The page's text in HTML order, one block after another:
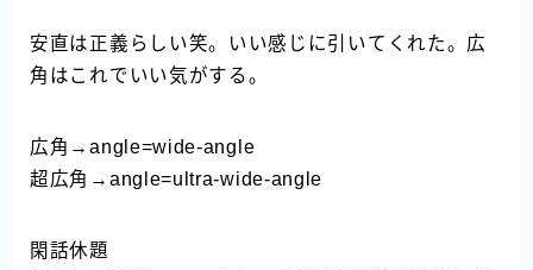
安直は正義らしい笑。いい感じに引いてくれた。広
角はこれでいい気がする。
広角→angle=wide-angle
超広角→angle=ultra-wide-angle
閑話休題